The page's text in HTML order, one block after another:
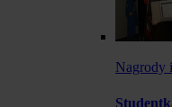
Nagrody